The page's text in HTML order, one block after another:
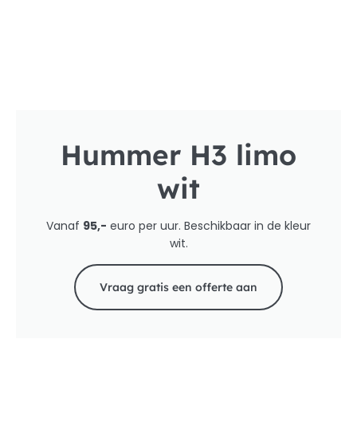
Hummer H3 limo
wit
Vanaf 95,- euro per uur. Beschikbaar in de kleur
wit.
Vraag gratis een offerte aan